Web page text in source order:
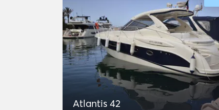
Atlantis 42